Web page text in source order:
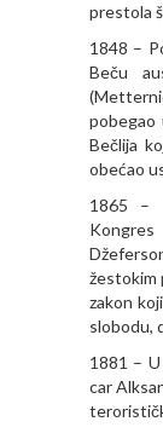
prestola
1848 –
Beču
pobegao
Bečlija
obećao
1865 –
žestokim
zakon
slobodu,
1881 –
car